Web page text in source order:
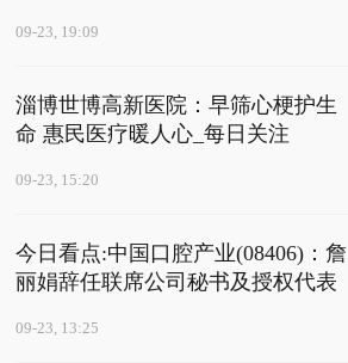
09-23, 19:09
淄博世博高新医院：早筛心梗护生
命 惠民医疗暖人心_每日关注
09-23, 15:20
今日看点:中国口腔产业(08406)：詹
丽娟辞任联席公司秘书及授权代表
09-23, 13:25